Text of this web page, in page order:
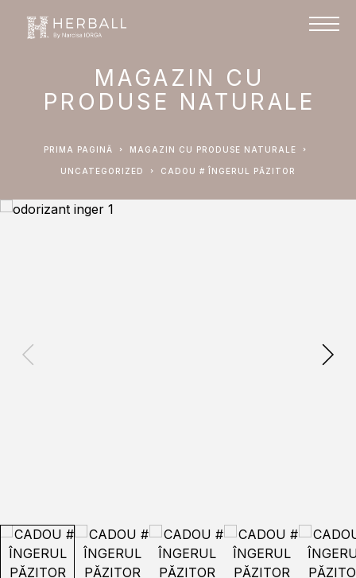
MAGAZIN CU
PRODUSE NATURALE
PRIMA PAGINĂ MAGAZIN CU PRODUSE NATURALE
UNCATEGORIZED CADOU # ÎNGERUL PĂZITOR